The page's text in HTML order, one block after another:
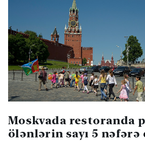
Moskvada restoranda
ölənlərin sayı 5 nəfərə